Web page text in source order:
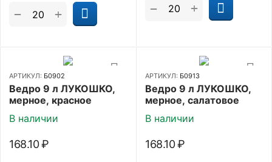
+
− +
−
АРТИКУЛ: Б0902
Ведро 9 л ЛУКОШКО,
мерное, красное
В наличии
168.10₽
АРТИКУЛ: Б0913
Ведро 9 л ЛУКОШКО,
мерное, салатовое
В наличии
168.10₽